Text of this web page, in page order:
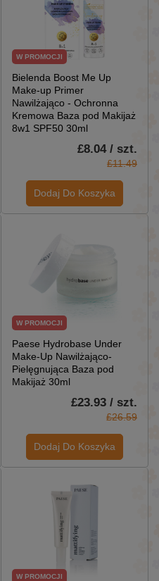
W PROMOCJI
Bielenda Boost Me Up
Make-up Primer
Nawilżająco - Ochronna
Kremowa Baza pod Makijaż
8w1 SPF50 30ml
£8.04 / szt.
£11.49
Dodaj Do Koszyka
W PROMOCJI
Paese Hydrobase Under
Make-Up Nawilżająco-
Pielęgnująca Baza pod
Makijaż 30ml
£23.93 / szt.
£26.59
Dodaj Do Koszyka
W PROMOCJI